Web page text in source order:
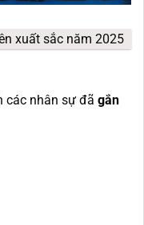
xuất sắc năm 2025
các nhân sự đã gắn